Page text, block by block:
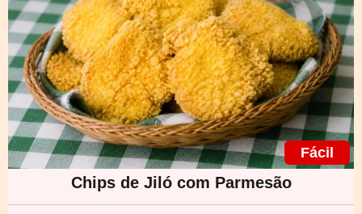
Fácil
Chips de Jiló com Parmesão